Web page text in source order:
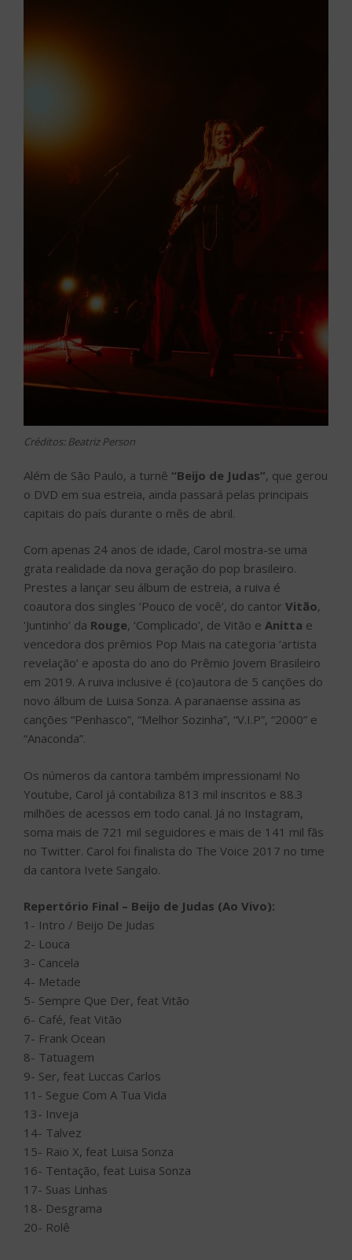
Créditos: Beatriz Person
Além de São Paulo, a turnê “Beijo de Judas”, que gerou
o DVD em sua estreia, ainda passará pelas principais
capitais do país durante o mês de abril.
Com apenas 24 anos de idade, Carol mostra-se uma
grata realidade da nova geração do pop brasileiro.
Prestes a lançar seu álbum de estreia, a ruiva é
coautora dos singles ‘Pouco de você’, do cantor Vitão,
‘Juntinho’ da Rouge, ‘Complicado’, de Vitão e Anitta e
vencedora dos prêmios Pop Mais na categoria ‘artista
revelação’ e aposta do ano do Prêmio Jovem Brasileiro
em 2019. A ruiva inclusive é (co)autora de 5 canções do
novo álbum de Luisa Sonza. A paranaense assina as
canções “Penhasco”, “Melhor Sozinha”, “V.I.P”, “2000” e
“Anaconda”.
Os números da cantora também impressionam! No
Youtube, Carol já contabiliza 813 mil inscritos e 88.3
milhões de acessos em todo canal. Já no Instagram,
soma mais de 721 mil seguidores e mais de 141 mil fãs
no Twitter. Carol foi finalista do The Voice 2017 no time
da cantora Ivete Sangalo.
Repertório Final – Beijo de Judas (Ao Vivo):
1- Intro / Beijo De Judas
2- Louca
3- Cancela
4- Metade
5- Sempre Que Der, feat Vitão
6- Café, feat Vitão
7- Frank Ocean
8- Tatuagem
9- Ser, feat Luccas Carlos
11- Segue Com A Tua Vida
13- Inveja
14- Talvez
15- Raio X, feat Luisa Sonza
16- Tentação, feat Luisa Sonza
17- Suas Linhas
18- Desgrama
20- Rolê